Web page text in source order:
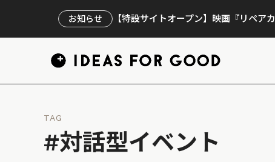
お知らせ 【特設サイトオープン】映画『リペア
TAG
#対話型イベント